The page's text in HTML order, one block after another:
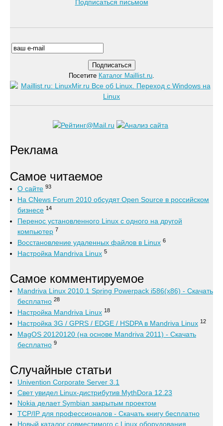
Подписаться письмом
Посетите Каталог Maillist.ru.
Реклама
Самое читаемое
О сайте 93
На CNews Forum 2010 обсудят Open Source в российском
бизнесе 14
Перенос установленного Linux с одного на другой
компьютер 7
Восстановление удаленных файлов в Linux 6
Настройка Mandriva Linux 5
Самое комментируемое
Mandriva Linux 2010.1 Spring Powerpack i586(x86) - Скачать
бесплатно 28
Настройка Mandriva Linux 18
Настройка 3G / GPRS / EDGE / HSDPA в Mandriva Linux 12
MagOS 20120120 (на основе Mandriva 2011) - Скачать
бесплатно 9
Случайные статьи
Univention Corporate Server 3.1
Свет увидел Linux-дистрибутив MythDora 12.23
Nokia делает Symbian закрытым проектом
TCP/IP для профессионалов - Скачать книгу бесплатно
Новый каталог совместимого с Linux оборудования